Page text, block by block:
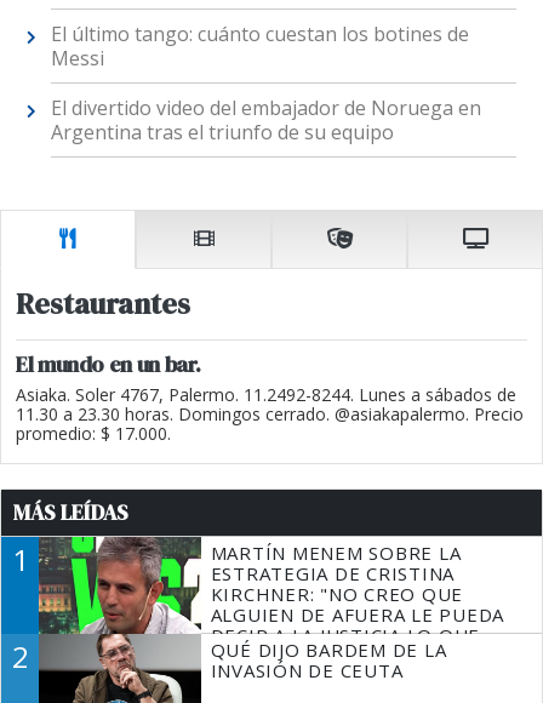
El último tango: cuánto cuestan los botines de
Messi
El divertido video del embajador de Noruega en
Argentina tras el triunfo de su equipo
Restaurantes
El mundo en un bar.
Asiaka. Soler 4767, Palermo. 11.2492-8244. Lunes a sábados de
11.30 a 23.30 horas. Domingos cerrado. @asiakapalermo. Precio
promedio: $ 17.000.
MÁS LEÍDAS
1
MARTÍN MENEM SOBRE LA
ESTRATEGIA DE CRISTINA
KIRCHNER: "NO CREO QUE
ALGUIEN DE AFUERA LE PUEDA
DECIR A LA JUSTICIA LO QUE
TIENE QUE HACER"
2
QUÉ DIJO BARDEM DE LA
INVASIÓN DE CEUTA